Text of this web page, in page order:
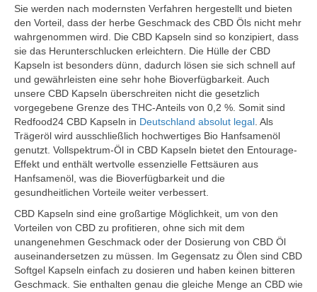
Sie werden nach modernsten Verfahren hergestellt und bieten
den Vorteil, dass der herbe Geschmack des CBD Öls nicht mehr
wahrgenommen wird. Die CBD Kapseln sind so konzipiert, dass
sie das Herunterschlucken erleichtern. Die Hülle der CBD
Kapseln ist besonders dünn, dadurch lösen sie sich schnell auf
und gewährleisten eine sehr hohe Bioverfügbarkeit. Auch
unsere CBD Kapseln überschreiten nicht die gesetzlich
vorgegebene Grenze des THC-Anteils von 0,2 %. Somit sind
Redfood24 CBD Kapseln in Deutschland absolut legal. Als
Trägeröl wird ausschließlich hochwertiges Bio Hanfsamenöl
genutzt. Vollspektrum-Öl in CBD Kapseln bietet den Entourage-
Effekt und enthält wertvolle essenzielle Fettsäuren aus
Hanfsamenöl, was die Bioverfügbarkeit und die
gesundheitlichen Vorteile weiter verbessert.
CBD Kapseln sind eine großartige Möglichkeit, um von den
Vorteilen von CBD zu profitieren, ohne sich mit dem
unangenehmen Geschmack oder der Dosierung von CBD Öl
auseinandersetzen zu müssen. Im Gegensatz zu Ölen sind CBD
Softgel Kapseln einfach zu dosieren und haben keinen bitteren
Geschmack. Sie enthalten genau die gleiche Menge an CBD wie